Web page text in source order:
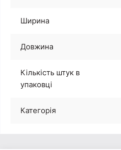
Ширина
Довжина
Кількість штук в
упаковці
Категорія